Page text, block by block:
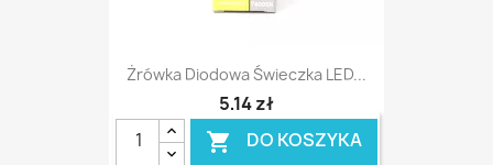
Żrówka Diodowa Świeczka LED...
5,14 zł
 DO KOSZYKA